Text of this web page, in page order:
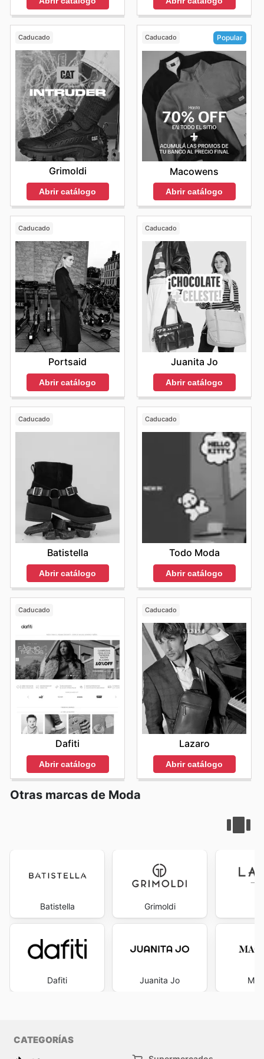
Caducado
Grimoldi
Abrir catálogo
Caducado Popular
Macowens
Abrir catálogo
Caducado
Portsaid
Abrir catálogo
Caducado
Juanita Jo
Abrir catálogo
Caducado
Batistella
Abrir catálogo
Caducado
Todo Moda
Abrir catálogo
Caducado
Dafiti
Abrir catálogo
Caducado
Lazaro
Abrir catálogo
Otras marcas de Moda
Batistella
Dafiti
Grimoldi
Juanita Jo
CATEGORÍAS